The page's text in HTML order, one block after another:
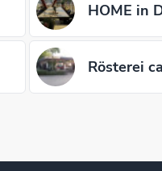
HOME in
Rösterei